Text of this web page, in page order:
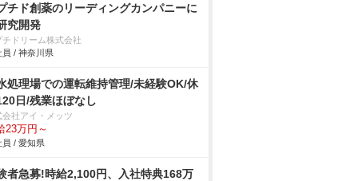
チド創薬のリーディングカンパニーに
究開発
チドリーム株式会社
員 / 神奈川県
処理場での運転維持管理/未経験OK/休
日/残業ほぼなし
会社アイ・メッツ
23万円～
員 / 愛知県
者急募!時給2,100円、入社特典168万